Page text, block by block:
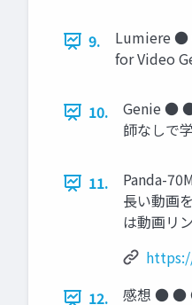
9.
Lumiere ●
for Video
10.
Genie ● ●
師なしで
11.
Panda-
長い動画
は動画リ
12.
感想 ● ●